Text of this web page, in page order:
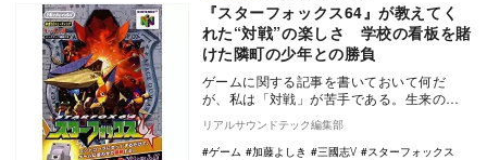
『スターフォックス64』が教えてく
れた“対戦”の楽しさ 学校の看板を賭
けた隣町の少年との勝負
ゲームに関する記事を書いておいて何だ
が、私は「対戦」が苦手である。生来の気
質もあるが、育った環境も関係しているだ
ろう。実家の最寄…
リアルサウンドテック編集部
ゲーム
加藤よしき 三國志Ⅴ
スターフォックス